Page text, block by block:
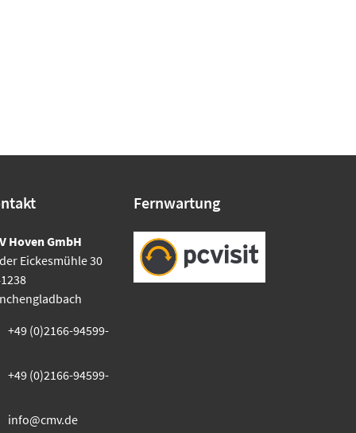
Hoven GmbH
Eickesmühle 30
+49 (0)2166-94599-
+49 (0)2166-94599-
info@cmv.de
Fernwartung